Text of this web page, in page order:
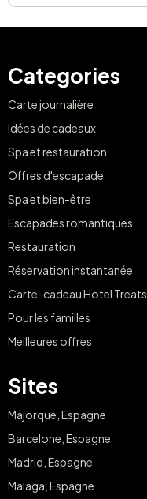
Categories
Carte journalière
Idées de cadeaux
Spa et restauration
Offres d'escapade
Spa et bien-être
Escapades romantiques
Restauration
Réservation instantanée
Carte-cadeau Hotel Treats
Pour les familles
Meilleures offres
Sites
Majorque, Espagne
Barcelone, Espagne
Madrid, Espagne
Malaga, Espagne